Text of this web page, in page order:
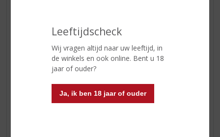
Leeftijdscheck
Wij vragen altijd naar uw leeftijd, in
de winkels en ook online. Bent u 18
jaar of ouder?
Ja, ik ben 18 jaar of ouder
gebracht met vanille, cacao, kaneel, een hint van koffie
en een vleugje zeezout van de Adriatische kust. Het
resultaat is een verfijnde likeur met 100% natuurlijke
ingrediënten en de helft minder suiker, perfect on the
rocks of in de mix met tonic water of ginger beer.
Als tegenhanger biedt de witte Crushed Almonds
Bianco een zijdezachte melklikeur van 16% alcohol,